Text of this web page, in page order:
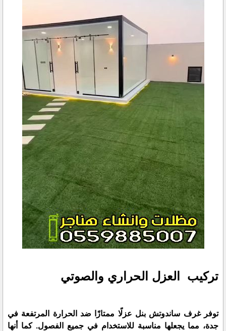
تركيب العزل الحراري والصوتي
توفر غرف ساندوتش بنل عزلًا ممتازًا ضد الحرارة المرتفعة في
جدة، مما يجعلها مناسبة للاستخدام في جميع الفصول. كما أنها